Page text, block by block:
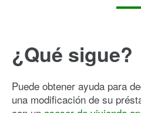
¿Qué sigue?
Puede obtener ayuda para
una modificación de su